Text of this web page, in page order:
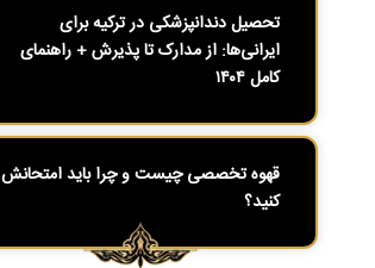
تحصیل دندانپزشکی در ترکیه برای
ایرانی‌ها: از مدارک تا پذیرش + راهنمای
کامل ۱۴۰۴
قهوه تخصصی چیست و چرا باید امتحانش
کنید؟